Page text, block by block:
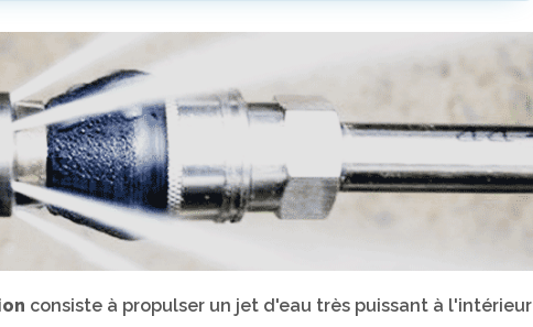
consiste à propulser un jet d'eau très puissant à l'intérieur